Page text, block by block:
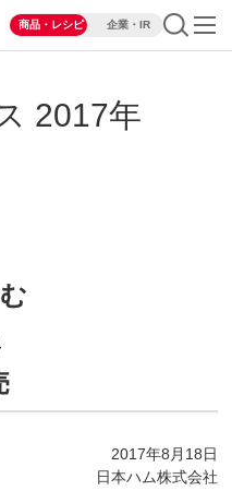
商品・レシピ 企業・IR
2017年
2017年8月18日
日本ハム株式会社